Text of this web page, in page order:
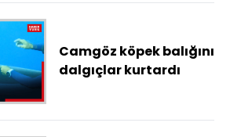
Camgöz köpek balığını
dalgıçlar kurtardı